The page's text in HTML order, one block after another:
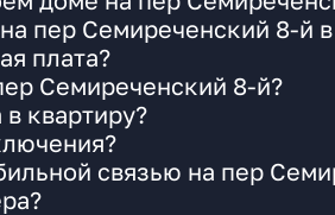
пер Семиреченский 8-й
плата?
Семиреченский 8-й?
квартиру?
связью на пер